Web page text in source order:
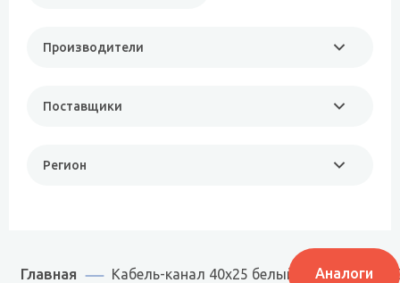
Производители
Поставщики
Регион
Главная Кабель-канал 40х25 белый TDM (50 м)
Аналоги